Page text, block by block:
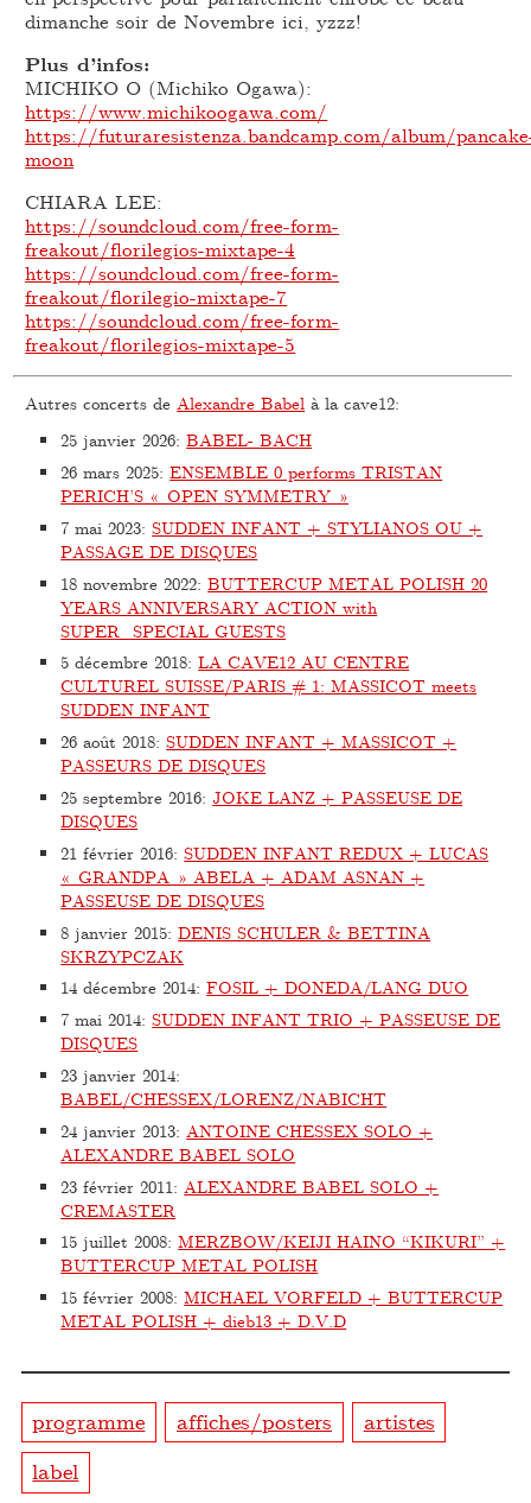
dimanche soir de Novembre ici, yzzz!
Plus d’infos:
MICHIKO O (Michiko Ogawa):
https://www.michikoogawa.com/
https://futuraresistenza.bandcamp.com/album/
moon
CHIARA LEE:
https://soundcloud.com/free-form-
freakout/florilegios-mixtape-4
https://soundcloud.com/free-form-
freakout/florilegio-mixtape-7
https://soundcloud.com/free-form-
freakout/florilegios-mixtape-5
Autres concerts de Alexandre Babel à la cave12:
25 janvier 2026:BABEL- BACH
26 mars 2025:ENSEMBLE 0 performs TRISTAN
PERICH’S « OPEN SYMMETRY »
7 mai 2023:SUDDEN INFANT + STYLIANOS OU +
PASSAGE DE DISQUES
18 novembre 2022:BUTTERCUP METAL POLISH 20
YEARS ANNIVERSARY ACTION with
SUPER_SPECIAL GUESTS
5 décembre 2018:LA CAVE12 AU CENTRE
CULTUREL SUISSE/PARIS # 1: MASSICOT meets
SUDDEN INFANT
26 août 2018:SUDDEN INFANT + MASSICOT +
PASSEURS DE DISQUES
25 septembre 2016:JOKE LANZ + PASSEUSE DE
DISQUES
21 février 2016:SUDDEN INFANT REDUX + LUCAS
« GRANDPA » ABELA + ADAM ASNAN +
PASSEUSE DE DISQUES
8 janvier 2015:DENIS SCHULER & BETTINA
SKRZYPCZAK
14 décembre 2014:FOSIL + DONEDA/LANG DUO
7 mai 2014:SUDDEN INFANT TRIO + PASSEUSE DE
DISQUES
23 janvier 2014:
BABEL/CHESSEX/LORENZ/NABICHT
24 janvier 2013: ANTOINE CHESSEX SOLO +
ALEXANDRE BABEL SOLO
23 février 2011: ALEXANDRE BABEL SOLO +
CREMASTER
15 juillet 2008:MERZBOW/KEIJI HAINO “KIKURI” +
BUTTERCUP METAL POLISH
15 février 2008:MICHAEL VORFELD + BUTTERCUP
METAL POLISH + dieb13 + D.V.D
programme affiches/posters
artistes
label